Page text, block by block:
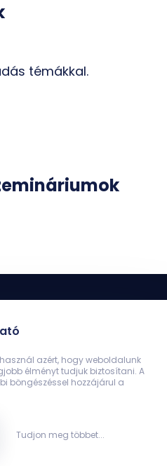
témákkal.
II. emelet.
azért, hogy weboldalunk
élményt tudjuk biztosítani. A
böngészéssel hozzájárul a
Tudjon meg többet...